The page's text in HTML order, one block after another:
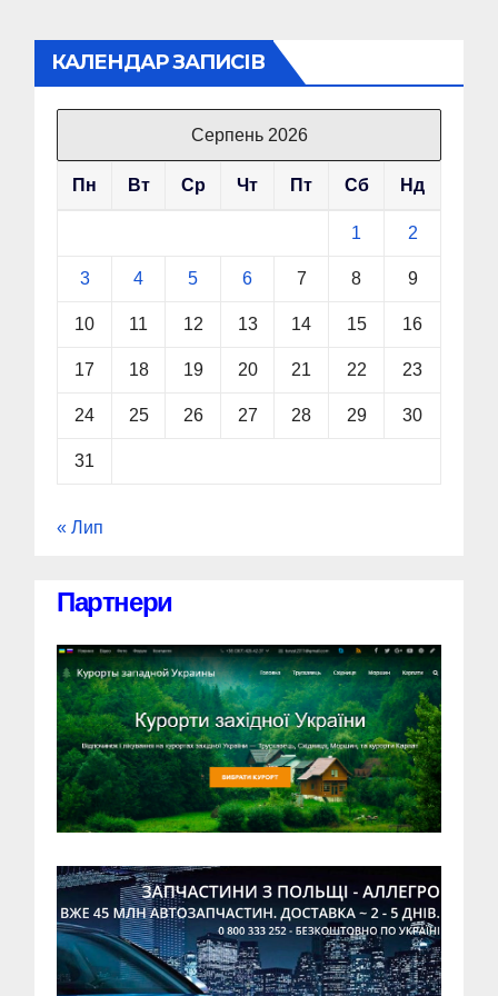
КАЛЕНДАР ЗАПИСІВ
Серпень 2026
Пн Вт Ср Чт Пт Сб Нд
1 2
3 4 5 6 7 8 9
10 11 12 13 14 15 16
17 18 19 20 21 22 23
24 25 26 27 28 29 30
31
« Лип
Партнери